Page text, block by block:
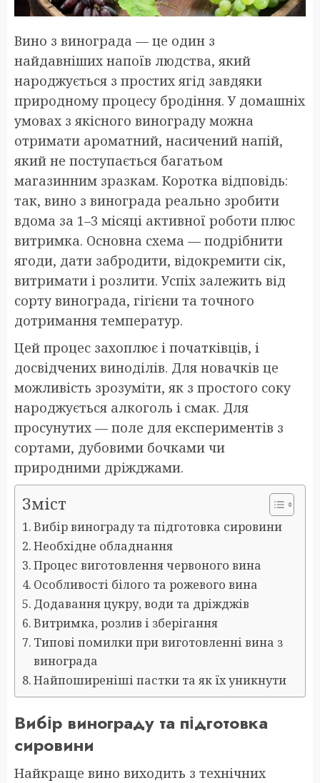
Вино з винограда — це один з
найдавніших напоїв людства, який
народжується з простих ягід завдяки
природному процесу бродіння. У домашніх
умовах з якісного винограду можна
отримати ароматний, насичений напій,
який не поступається багатьом
магазинним зразкам. Коротка відповідь:
так, вино з винограда реально зробити
вдома за 1–3 місяці активної роботи плюс
витримка. Основна схема — подрібнити
ягоди, дати забродити, відокремити сік,
витримати і розлити. Успіх залежить від
сорту винограда, гігієни та точного
дотримання температур.
Цей процес захоплює і початківців, і
досвідчених виноділів. Для новачків це
можливість зрозуміти, як з простого соку
народжується алкоголь і смак. Для
просунутих — поле для експериментів з
сортами, дубовими бочками чи
природними дріжджами.
Зміст
Вибір винограду та підготовка сировини
Необхідне обладнання
Процес виготовлення червоного вина
Особливості білого та рожевого вина
Додавання цукру, води та дріжджів
Витримка, розлив і зберігання
Типові помилки при виготовленні вина з
винограда
Найпоширеніші пастки та як їх уникнути
Вибір винограду та підготовка
сировини
Найкраще вино виходить з технічних